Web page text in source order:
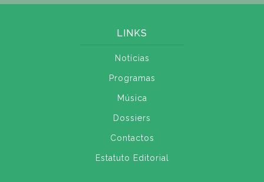
LINKS
Notícias
Programas
Música
Dossiers
Contactos
Estatuto Editorial